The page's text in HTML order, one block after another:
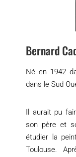
Bernard
Né en 1942
dans le Sud
Il aurait pu
son père et
étudier la
Toulouse.